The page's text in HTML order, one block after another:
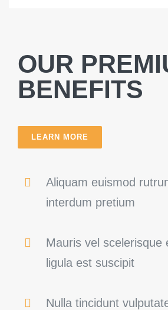
OUR
BENEFITS
LEARN MORE
Aliquam euismod
interdum pretium
Mauris vel scelerisque
ligula est suscipit
Nulla tincidunt